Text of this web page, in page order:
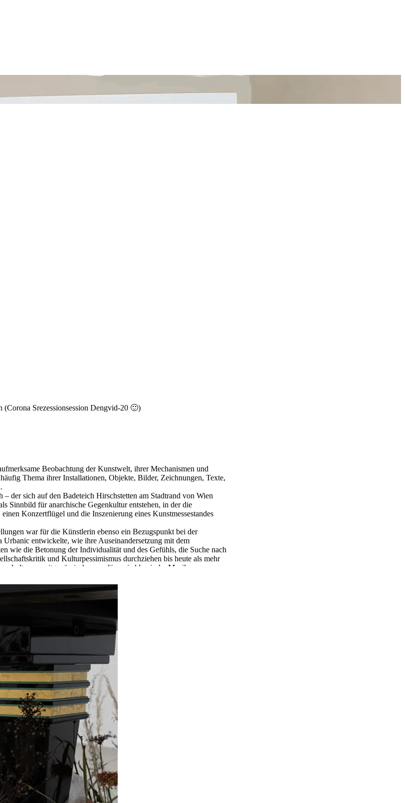
Srezessionsession Dengvid-20 🙂)
Beobachtung der Kunstwelt, ihrer Mechanismen und
Thema ihrer Installationen, Objekte, Bilder, Zeichnungen, Texte,
der sich auf den Badeteich Hirschstetten am Stadtrand von Wien
Sinnbild für anarchische Gegenkultur entstehen, in der die
Konzertflügel und die Inszenierung eines Kunstmessestandes
war für die Künstlerin ebenso ein Bezugspunkt bei der
entwickelte, wie ihre Auseinandersetzung mit dem
wie die Betonung der Individualität und des Gefühls, die Suche nach
und Kulturpessimismus durchziehen bis heute als mehr
zeitgenössische populäre wie klassische Musik u.v.m.
aus, auf die Gestaltungsmöglichkeiten durch soziale Netzwerke,
auf damit zusammenhängende Phänomene der
Vergangenheit und Gegenwart, zwischen hegemonialen und
Als Erweiterung der Ausstellung erscheint eine
Diederichsen, Anna Gien und Leon Kahane und ausgedehnten
noch zu Lebzeiten konzipierte Ausstellung. Ihre Arbeiten zeigen
Sie plante, eine Reihe neuer Gemälde und Zeichnungen in
Night (2014) – in einem installativen Setting mit einem simplen Bett
einem Künstlerbuch mit weiteren Zeichnungen und Skizzen
herausgibt.
Mitglied der Chicagoer Künstlergruppe Hairy Who, die auch als
gekennzeichnet, an deren Erweiterung die Künstlerin
Veränderungen im Privaten. Text und repetitive Bildzeichen, die
Surrealismus bis hin zu Comics – sind vielfach einem
In dieser Phase der Introspektion zeigte die Künstlerin ein großes
wie Boote, Seile, Leitern, Fische und Wolken kommen immer
wie Bett, Tisch und Sessel auf das häusliche Leben,
künstlerischen Praxis war sie Director of Exhibitions und Kuratorin